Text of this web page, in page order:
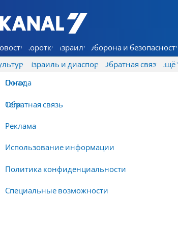
7 КАНАЛ - Аруц Шева
Коротко Израиль Оборона и безопасность
Израиль и диаспора Обратная связь
О нас
Обратная связь
Реклама
Использование информации
Политика конфиденциальности
Специальные возможности
Ещё
Погода
Теги